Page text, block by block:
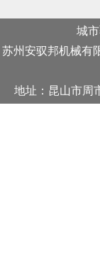
城
苏州安驭邦机械有
地址：昆山市周